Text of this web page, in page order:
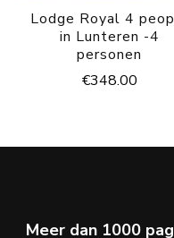
Lodge Royal 4
in Lunteren -4
personen
€348.00
Meer dan 1000